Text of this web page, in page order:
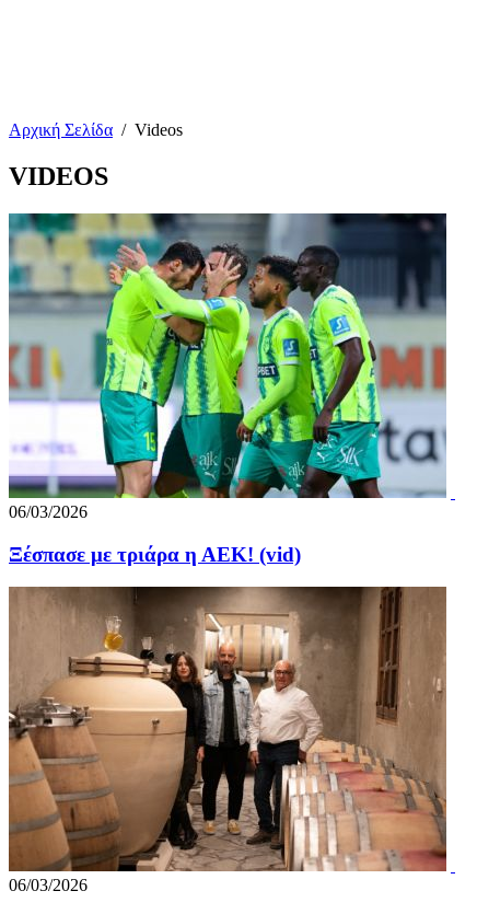
Αρχική Σελίδα / Videos
VIDEOS
06/03/2026
Ξέσπασε με τριάρα η ΑΕΚ! (vid)
06/03/2026